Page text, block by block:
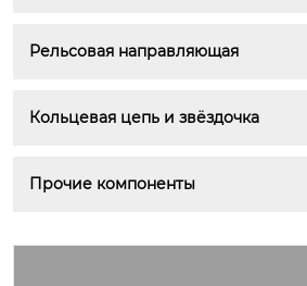
Рельсовая направляющая
Кольцевая цепь и звёздочка
Прочие компоненты